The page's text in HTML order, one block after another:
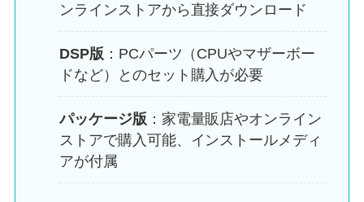
ンラインストアから直接ダウンロード
DSP版 ：PCパーツ（CPUやマザーボー
ドなど）とのセット購入が必要
パッケージ版 ：家電量販店やオンライン
ストアで購入可能、インストールメディ
アが付属